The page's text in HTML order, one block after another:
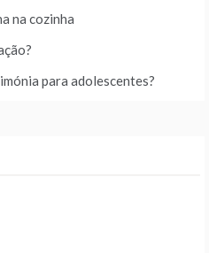
na cozinha
para adolescentes?